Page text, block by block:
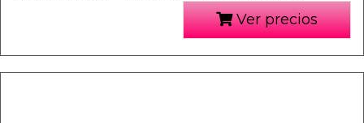
Ver precios